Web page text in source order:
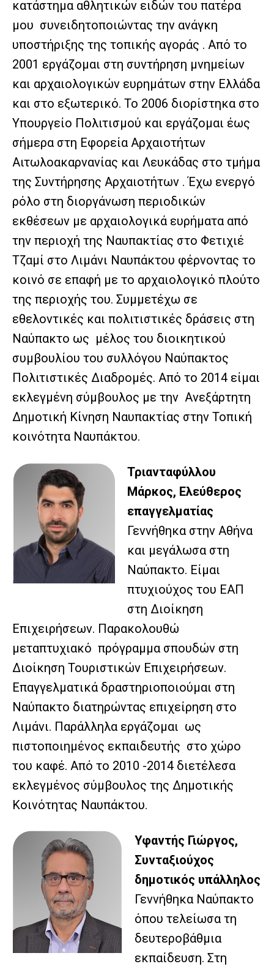
κατάστημα αθλητικών ειδών του πατέρα
μου συνειδητοποιώντας την ανάγκη
υποστήριξης της τοπικής αγοράς . Από το
2001 εργάζομαι στη συντήρηση μνημείων
και αρχαιολογικών ευρημάτων στην Ελλάδα
και στο εξωτερικό. Το 2006 διορίστηκα στο
Υπουργείο Πολιτισμού και εργάζομαι έως
σήμερα στη Εφορεία Αρχαιοτήτων
Αιτωλοακαρνανίας και Λευκάδας στο τμήμα
της Συντήρησης Αρχαιοτήτων . Έχω ενεργό
ρόλο στη διοργάνωση περιοδικών
εκθέσεων με αρχαιολογικά ευρήματα από
την περιοχή της Ναυπακτίας στο Φετιχιέ
Τζαμί στο Λιμάνι Ναυπάκτου φέρνοντας το
κοινό σε επαφή με το αρχαιολογικό πλούτο
της περιοχής του. Συμμετέχω σε
εθελοντικές και πολιτιστικές δράσεις στη
Ναύπακτο ως μέλος του διοικητικού
συμβουλίου του συλλόγου Ναύπακτος
Πολιτιστικές Διαδρομές. Από το 2014 είμαι
εκλεγμένη σύμβουλος με την Ανεξάρτητη
Δημοτική Κίνηση Ναυπακτίας στην Τοπική
κοινότητα Ναυπάκτου.
Τριανταφύλλου
Μάρκος, Ελεύθερος
επαγγελματίας
Γεννήθηκα στην Αθήνα
και μεγάλωσα στη
Ναύπακτο. Είμαι
πτυχιούχος του ΕΑΠ
στη Διοίκηση
Επιχειρήσεων. Παρακολουθώ
μεταπτυχιακό πρόγραμμα σπουδών στη
Διοίκηση Τουριστικών Επιχειρήσεων.
Επαγγελματικά δραστηριοποιούμαι στη
Ναύπακτο διατηρώντας επιχείρηση στο
Λιμάνι. Παράλληλα εργάζομαι ως
πιστοποιημένος εκπαιδευτής στο χώρο
του καφέ. Από το 2010 -2014 διετέλεσα
εκλεγμένος σύμβουλος της Δημοτικής
Κοινότητας Ναυπάκτου.
Υφαντής Γιώργος,
Συνταξιούχος
δημοτικός υπάλληλος
Γεννήθηκα Ναύπακτο
όπου τελείωσα τη
δευτεροβάθμια
εκπαίδευση. Στη